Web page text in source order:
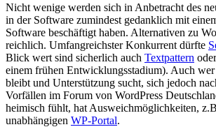
Nicht wenige werden sich in Anbetracht des
in der Software zumindest gedanklich mit
Software beschäftigt haben. Alternativen zu
reichlich. Umfangreichster Konkurrent dürfte
Blick wert sind sicherlich auch Textpattern
einem frühen Entwicklungsstadium). Auch wer
bleibt und Unterstützung sucht, sich jedoch
Vorfällen im Forum von WordPress
heimisch fühlt, hat Ausweichmöglichkeiten,
unabhängigen WP-Portal.